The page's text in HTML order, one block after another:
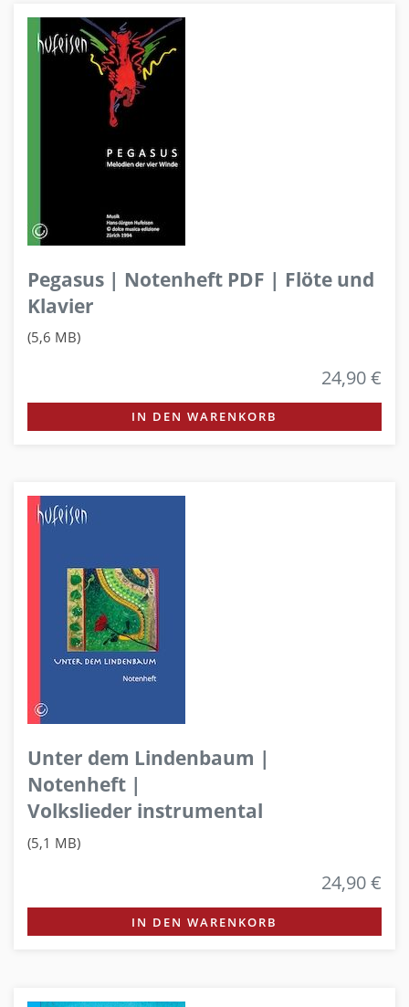
Pegasus | Notenheft PDF | Flöte und
Klavier
(5,6 MB)
24,90 €
IN DEN WARENKORB
Unter dem Lindenbaum |
Notenheft |
Volkslieder instrumental
(5,1 MB)
24,90 €
IN DEN WARENKORB